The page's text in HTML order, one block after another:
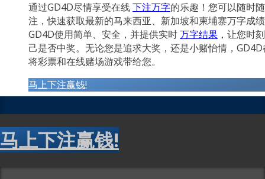
通过GD4D尽情享受在线下注万字的乐趣！您可以随时
注，快速获取最新的马来西亚、新加坡和柬埔寨万字成
GD4D使用简单、安全，并提供实时万字结果 ，让您时
己是否中奖。无论您是追求大奖，还是小赌怡情，
将彩票和在线赌场游戏带给您。
马上下注赢钱!
马上下注赢钱!